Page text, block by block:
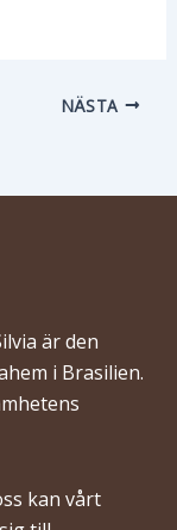
NÄSTA
är den
i Brasilien.
kan vårt